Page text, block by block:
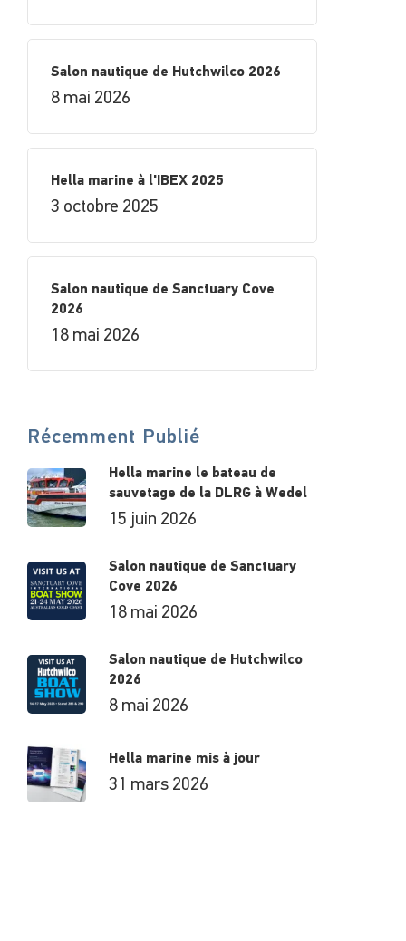
Salon nautique de Hutchwilco 2026
8 mai 2026
Hella marine à l'IBEX 2025
3 octobre 2025
Salon nautique de Sanctuary Cove
2026
18 mai 2026
Récemment Publié
Hella marine le bateau de
sauvetage de la DLRG à Wedel
15 juin 2026
Salon nautique de Sanctuary
Cove 2026
18 mai 2026
Salon nautique de Hutchwilco
2026
8 mai 2026
Hella marine mis à jour
31 mars 2026